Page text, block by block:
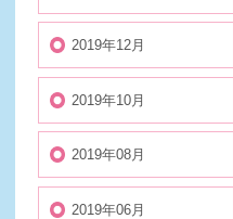
2019年12月
2019年10月
2019年08月
2019年06月